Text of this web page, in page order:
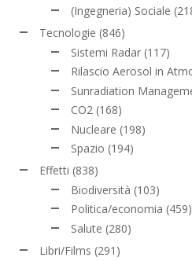
(Ingegneria) Sociale
Tecnologie (846)
Sistemi Radar (117)
Rilascio Aerosol in
Sunradiation
CO2 (168)
Nucleare (198)
Spazio (194)
Effetti (838)
Biodiversità (103)
Politica/economia (459)
Salute (280)
Libri/Films (291)